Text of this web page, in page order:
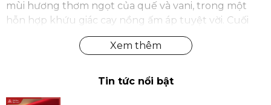
mùi hương thơm ngọt của quế và vani, trong một
hỗn hợp khứu giác cay nồng ấm áp tuyệt vời. Cuối
cùng, được sưởi ấm bởi nốt hương ấm áp của xạ
hương và sự ngọt dịu của dừa, vanilla.
Nốt hương đầu: Gừng, cam
Tin tức nổi bật